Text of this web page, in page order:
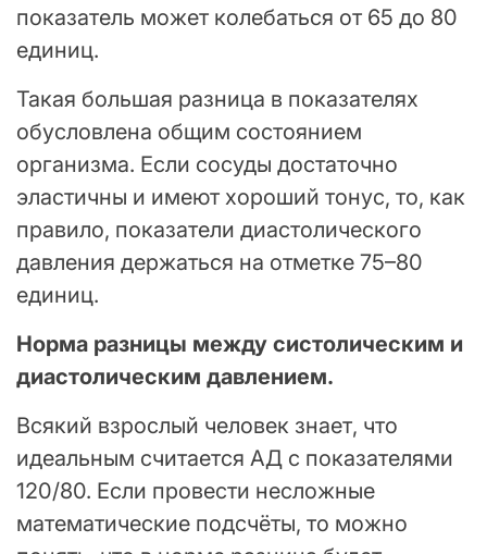
показатель может колебаться от 65 до 80
единиц.
Такая большая разница в показателях
обусловлена общим состоянием
организма. Если сосуды достаточно
эластичны и имеют хороший тонус, то, как
правило, показатели диастолического
давления держаться на отметке 75–80
единиц.
Норма разницы между систолическим и
диастолическим давлением.
Всякий взрослый человек знает, что
идеальным считается АД с показателями
120/80. Если провести несложные
математические подсчёты, то можно